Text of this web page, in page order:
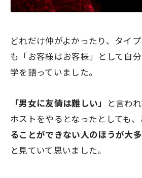
どれだけ仲がよかったり、タイ
も 「お客様はお客様」 として自
学を語っていました。
「男女に友情は難しい」
と言わ
ホストをやるとなったとしても、
ることができない人のほうが大
と見ていて思いました。